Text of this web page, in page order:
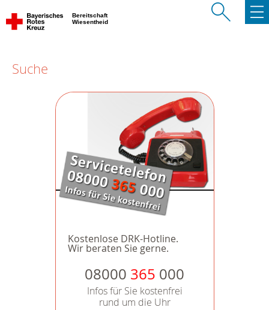
Bereitschaft
Wiesentheid
Suche
Kostenlose DRK-Hotline.
Wir beraten Sie gerne.
08000 365 000
Infos für Sie kostenfrei
rund um die Uhr